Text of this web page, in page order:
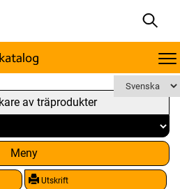
av träprodukter
Meny
Utskrift